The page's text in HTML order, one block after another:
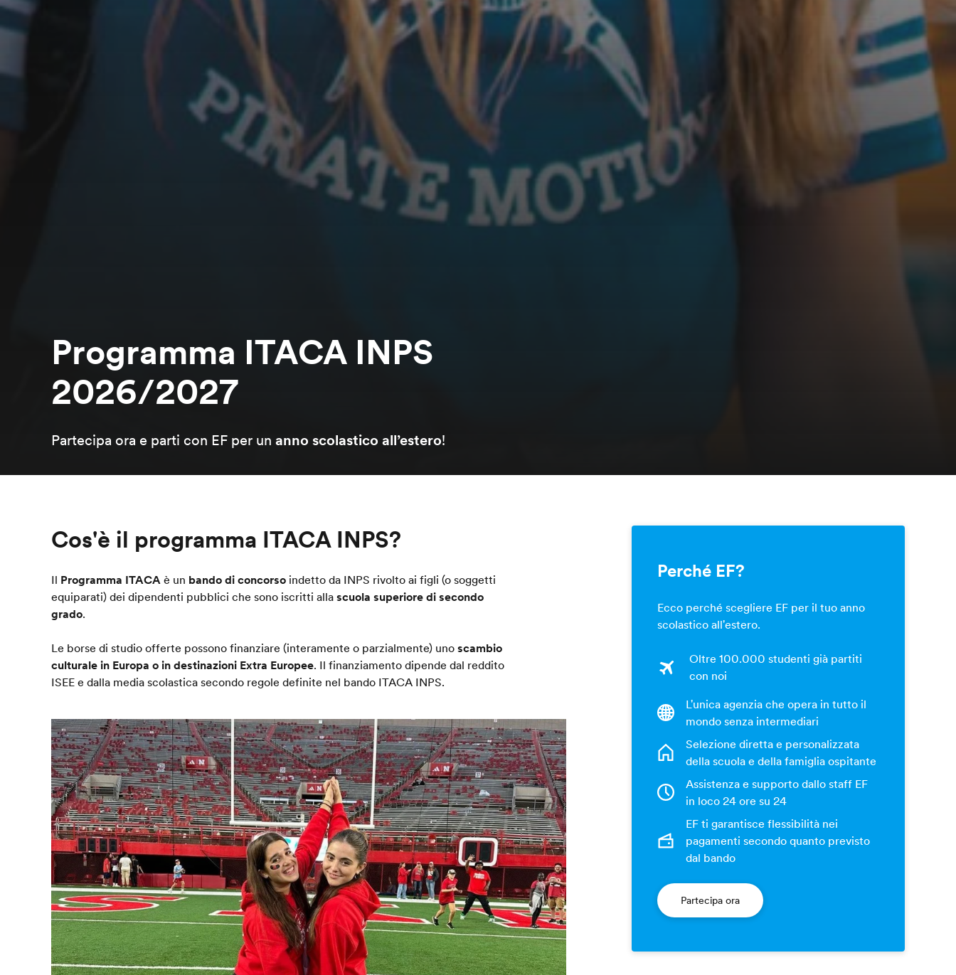
Programma ITACA INPS
2026/2027
Partecipa ora e parti con EF per un anno scolastico all’estero!
Cos'è il programma ITACA INPS?
Il Programma ITACAè un bando di concorso indetto da INPS rivolto ai figli (o soggetti
equiparati) dei dipendenti pubblici che sono iscritti allascuola superiore di secondo
grado.
Le borse di studio offerte possono finanziare (interamente o parzialmente) unoscambio
culturale in Europa o in destinazioni Extra Europee. Il finanziamento dipende dal reddito
ISEE e dalla media scolastica secondo regole definite nel bando ITACA INPS.
Perché EF?
Ecco perché scegliere EF per il tuo anno
scolastico all'estero.
Oltre 100.000 studenti già partiti
con noi
L'unica agenzia che opera in tutto il
mondo senza intermediari
Selezione diretta e personalizzata
della scuola e della famiglia ospitante
Assistenza e supporto dallo staff EF
in loco 24 ore su 24
EF ti garantisce flessibilità nei
pagamenti secondo quanto previsto
dal bando
Partecipa ora